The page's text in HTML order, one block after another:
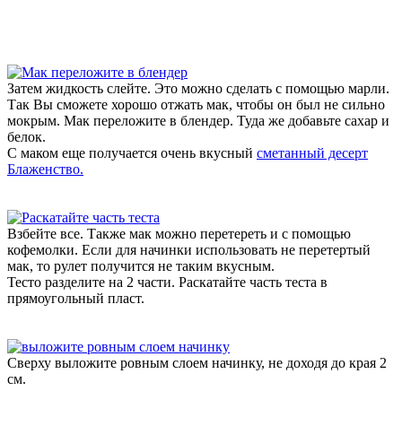
Затем жидкость слейте. Это можно сделать с помощью марли.
Так Вы сможете хорошо отжать мак, чтобы он был не сильно
мокрым. Мак переложите в блендер. Туда же добавьте сахар и
белок.
С маком еще получается очень вкусный сметанный десерт
Блаженство.
Взбейте все. Также мак можно перетереть и с помощью
кофемолки. Если для начинки использовать не перетертый
мак, то рулет получится не таким вкусным.
Тесто разделите на 2 части. Раскатайте часть теста в
прямоугольный пласт.
Сверху выложите ровным слоем начинку, не доходя до края 2
см.